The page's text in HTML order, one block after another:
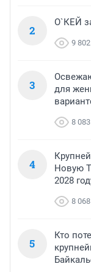
2
О`КЕЙ
9 802
3
для
8 083
4
Новую
2028
8 068
5
Кто